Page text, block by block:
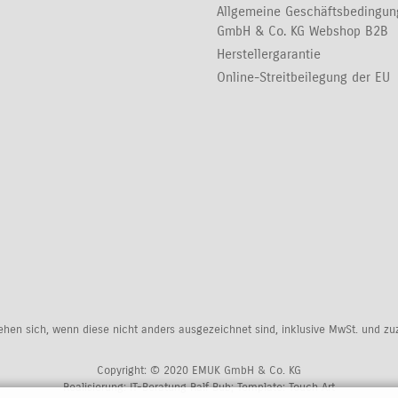
Allgemeine
GmbH & Co. KG Webshop B2B
Herstellergarantie
Online-Streitbeilegung der EU
sich, wenn diese nicht anders ausgezeichnet sind, inklusive MwSt. und
Copyright: © 2020 EMUK GmbH & Co. KG
Realisierung:IT-Beratung Ralf Bub; Template:Touch Art